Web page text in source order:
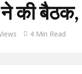
की बैठक,
4 Min Read